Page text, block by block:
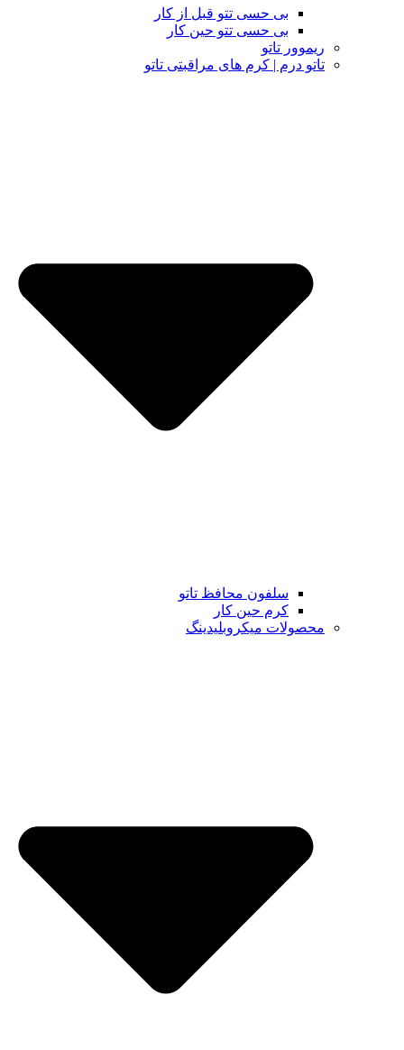
بی حسی تتو قبل از کار
بی حسی تتو حین کار
ریموور تاتو
تاتو درم | کرم های مراقبتی تاتو
سلفون محافظ تاتو
کرم حین کار
محصولات میکروبلیدینگ